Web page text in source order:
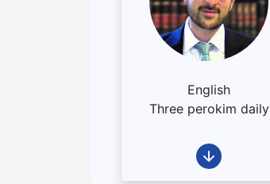
English
Three perokim daily